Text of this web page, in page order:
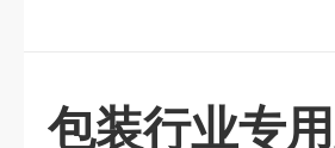
包装行业专